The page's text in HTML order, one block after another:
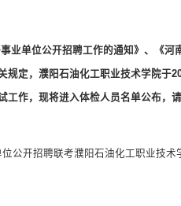
业单位公开招聘工作的通知》、《河
规定， 濮阳石油化工职业技术学院于
工作，现将进入体检人员名单公布，
公开招聘联考濮阳石油化工职业技术